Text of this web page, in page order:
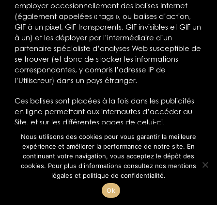
employer occasionnellement des balises Internet
(également appelées « tags », ou balises d’action,
GIF à un pixel, GIF transparents, GIF invisibles et GIF un
à un) et les déployer par l’intermédiaire d’un
partenaire spécialiste d’analyses Web susceptible de
se trouver (et donc de stocker les informations
correspondantes, y compris l’adresse IP de
l’Utilisateur) dans un pays étranger.
Ces balises sont placées à la fois dans les publicités
en ligne permettant aux internautes d’accéder au
Site, et sur les différentes pages de celui-ci.
Cette technologie permet
https://www.chancholle-consultant.comd’évaluer
les réponses des visiteurs face au Site et l’efficacité
de ses actions (par exemple, le nombre de fois où
une page est ouverte et les informations consultées),
ainsi que l’utilisation de ce Site par l’Utilisateur.
Nous utilisons des cookies pour vous garantir la meilleure
expérience et améliorer la performance de notre site. En
continuant votre navigation, vous acceptez le dépôt des
cookies. Pour plus d'informations consultez nos mentions
légales et politique de confidentialité.
Ok